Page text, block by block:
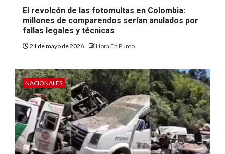
El revolcón de las fotomultas en Colombia:
millones de comparendos serían anulados por
fallas legales y técnicas
21 de mayo de 2026 Hora En Punto
NACIONALES